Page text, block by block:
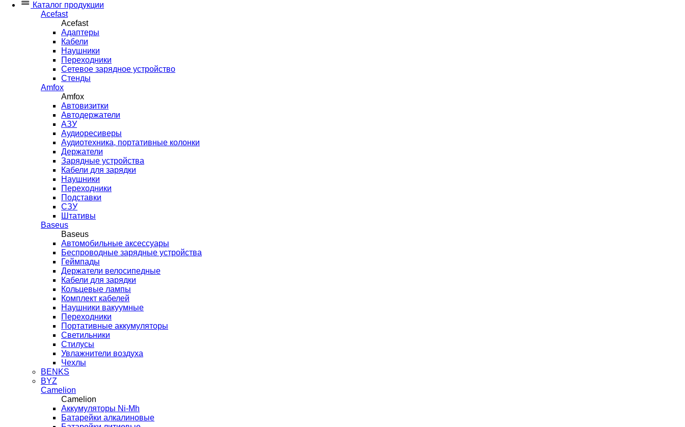
Каталог продукции
Acefast
Acefast
Адаптеры
Кабели
Наушники
Переходники
Сетевое зарядное устройство
Стенды
Amfox
Amfox
Автовизитки
Автодержатели
АЗУ
Аудиоресиверы
Аудиотехника, портативные колонки
Держатели
Зарядные устройства
Кабели для зарядки
Наушники
Переходники
Подставки
СЗУ
Штативы
Baseus
Baseus
Автомобильные аксессуары
Беспроводные зарядные устройства
Геймпады
Держатели велосипедные
Кабели для зарядки
Кольцевые лампы
Комплект кабелей
Наушники вакуумные
Переходники
Портативные аккумуляторы
Светильники
Стилусы
Увлажнители воздуха
Чехлы
BENKS
BYZ
Camelion
Camelion
Аккумуляторы Ni-Mh
Батарейки алкалиновые